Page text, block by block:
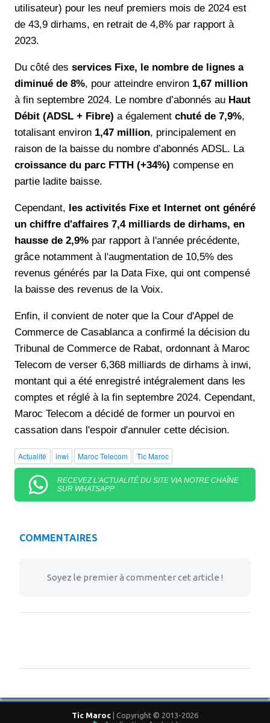
utilisateur) pour les neuf premiers mois de 2024 est
de 43,9 dirhams, en retrait de 4,8% par rapport à
2023.
Du côté des services Fixe, le nombre de lignes a
diminué de 8%, pour atteindre environ 1,67 million
à fin septembre 2024. Le nombre d’abonnés au Haut
Débit (ADSL + Fibre) a également chuté de 7,9%,
totalisant environ 1,47 million, principalement en
raison de la baisse du nombre d’abonnés ADSL. La
croissance du parc FTTH (+34%) compense en
partie ladite baisse.
Cependant, les activités Fixe et Internet ont généré
un chiffre d'affaires 7,4 milliards de dirhams, en
hausse de 2,9% par rapport à l'année précédente,
grâce notamment à l'augmentation de 10,5% des
revenus générés par la Data Fixe, qui ont compensé
la baisse des revenus de la Voix.
Enfin, il convient de noter que la Cour d'Appel de
Commerce de Casablanca a confirmé la décision du
Tribunal de Commerce de Rabat, ordonnant à Maroc
Telecom de verser 6,368 milliards de dirhams à inwi,
montant qui a été enregistré intégralement dans les
comptes et réglé à la fin septembre 2024. Cependant,
Maroc Telecom a décidé de former un pourvoi en
cassation dans l'espoir d'annuler cette décision.
Actualité inwi Maroc Telecom Tic Maroc
RECEVEZ L'ACTUALITÉ DU SITE VIA NOTRE CHAÎNE
SUR WHATSAPP
COMMENTAIRES
Soyez le premier à commenter cet article !
Tic Maroc | Copyright © 2013-2026